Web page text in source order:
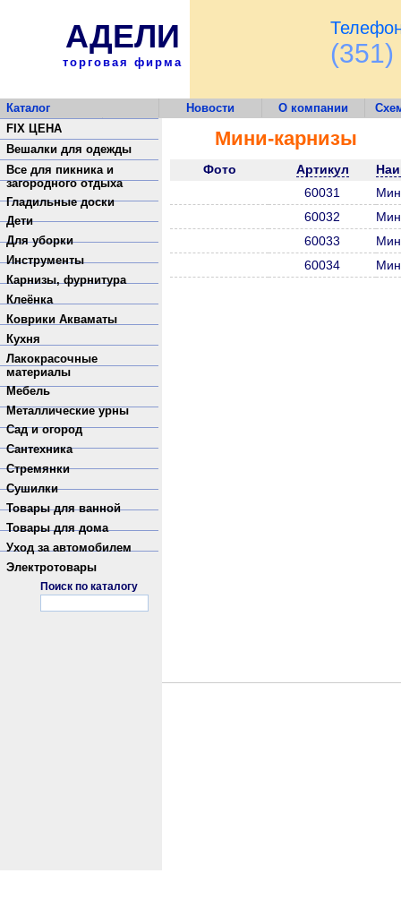
АДЕЛИ
торговая фирма (351)
Каталог Новости О компании
Обратная связь
Мини-карнизы
Фото Артикул
60031
60032
60033
60034
FIX ЦЕНА
Вешалки для одежды
Все для пикника и
загородного отдыха
Гладильные доски
Дети
Для уборки
Инструменты
Карнизы, фурнитура
Клеёнка
Коврики Акваматы
Кухня
Лакокрасочные
материалы
Мебель
Металлические урны
Сад и огород
Сантехника
Стремянки
Сушилки
Товары для ванной
Товары для дома
Уход за автомобилем
Электротовары
Поиск по каталогу